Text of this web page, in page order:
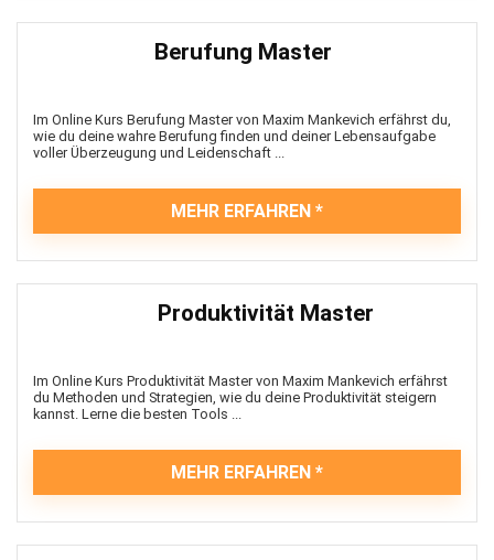
Berufung Master
Im Online Kurs Berufung Master von Maxim Mankevich erfährst du,
wie du deine wahre Berufung finden und deiner Lebensaufgabe
voller Überzeugung und Leidenschaft ...
MEHR ERFAHREN
Produktivität Master
Im Online Kurs Produktivität Master von Maxim Mankevich erfährst
du Methoden und Strategien, wie du deine Produktivität steigern
kannst. Lerne die besten Tools ...
MEHR ERFAHREN